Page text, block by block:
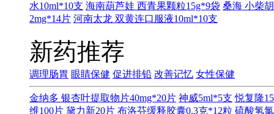
水10ml*10支 海南葫芦娃 西青果颗粒15g*9袋 桑海 小柴
2mg*14片 河南太龙 双黄连口服液10ml*10支
新药推荐
调理肠胃 眼睛保健 促进排铅 改善记忆 女性保健
金纳多 银杏叶提取物片40mg*20片 神威5ml*5支 悦复隆
维100片 黛力新20片 布洛芬缓释胶囊0.3克*12粒 硫酸氢